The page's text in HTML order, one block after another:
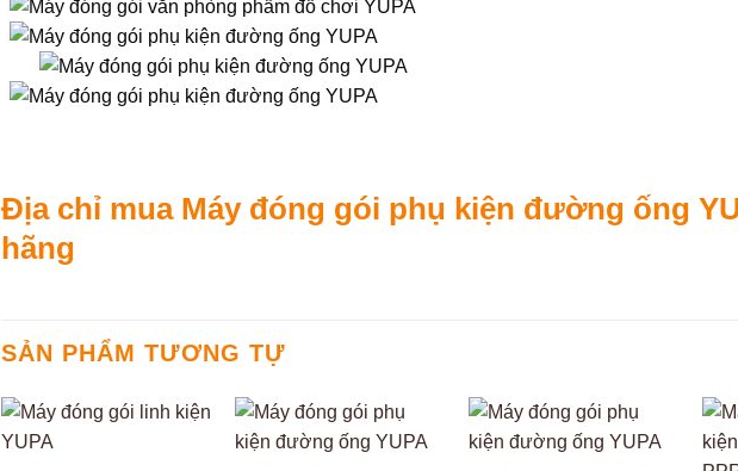
Địa chỉ mua Máy đóng gói phụ kiện đường ống
hãng
SẢN PHẨM TƯƠNG TỰ